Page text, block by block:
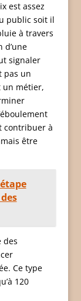
est assez
public soit il
à travers
d’une
signaler
pas un
un métier,
contribuer à
être
des
Ce type
120